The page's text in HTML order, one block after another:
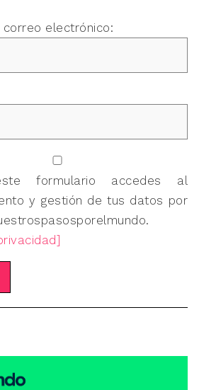
correo electrónico:
formulario accedes al
y gestión de tus datos por